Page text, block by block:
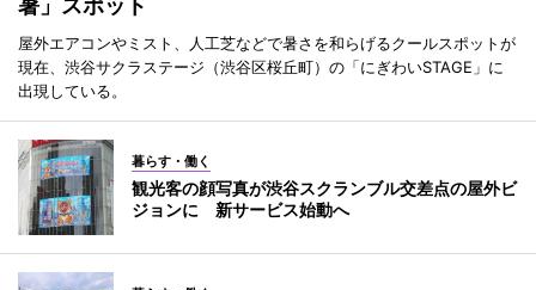
屋外エアコンやミスト、人工芝などで暑さを和らげるクールスポットが
現在、渋谷サクラステージ（渋谷区桜丘町）の「にぎわいSTAGE」に
出現している。
暮らす・働く
観光客の顔写真が渋谷スクランブル交差点の屋外ビ
ジョンに 新サービス始動へ